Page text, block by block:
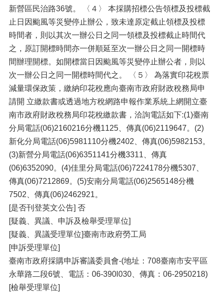
新營區民治路36號。 〈４〉 本採購招標公告領標及投標截
止日因颱風等災變停止辦公，致未達原定截止領標及投標
時間者，則以其次一辦公日之同一領標及投標截止時間代
之，原訂開標時間亦一併順延至次一辦公日之同一開標時
間辦理開標。如開標當日因颱風等災變停止辦公者，則以
次一辦公日之同一開標時間代之。 〈５〉 為落實印花稅票
減量環保政策，繳納印花稅應向臺南市政府財政稅務局申
請開 立繳款書或透過地方稅網路申報作業系統上網開立臺
南市政府財政稅務局印花稅繳款書，洽詢電話如下:(1)臺南
分局電話(06)2160216分機1125、傳真(06)2119647。(2)
新化分局電話(06)5981110分機2402、傳真(06)5982153。
(3)新營分局電話(06)6351141分機3311、傳真
(06)6352090。(4)佳里分局電話(06)7224178分機5307、
傳真(06)7212869。(5)安南分局電話(06)2565148分機
7502、傳真(06)2462921。
[是否刊登英文公告] 否
[疑義、異議、申訴及檢舉受理單位]
[疑義、異議受理單位]臺南市政府勞工局
[申訴受理單位]
臺南市政府採購申訴審議委員會-(地址：708臺南市安平區
永華路二段6號、電話：06-390l030、傳真：06-2950218)
[檢舉受理單位]